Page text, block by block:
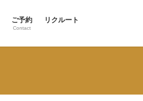
ご予約
Contact
リクルート